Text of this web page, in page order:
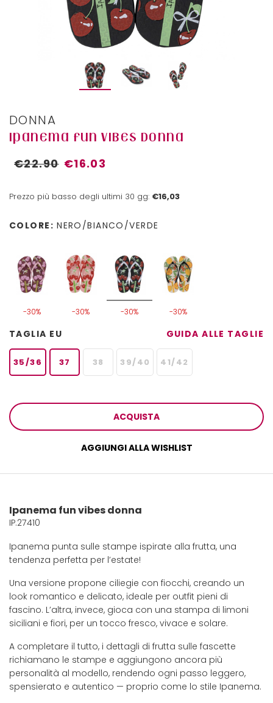
DONNA
IPANEMA FUN VIBES DONNA
€22.90 €16.03
Prezzo più basso degli ultimi 30 gg: €16,03
COLORE: NERO/BIANCO/VERDE
-30% -30% -30% -30%
TAGLIA EU GUIDA ALLE TAGLIE
35/36 37 38 39/40 41/42
ACQUISTA
AGGIUNGI ALLA WISHLIST
Ipanema fun vibes donna
IP.27410
Ipanema punta sulle stampe ispirate alla frutta, una
tendenza perfetta per l’estate!
Una versione propone ciliegie con fiocchi, creando un
look romantico e delicato, ideale per outfit pieni di
fascino. L’altra, invece, gioca con una stampa di limoni
siciliani e fiori, per un tocco fresco, vivace e solare.
A completare il tutto, i dettagli di frutta sulle fascette
richiamano le stampe e aggiungono ancora più
personalità al modello, rendendo ogni passo leggero,
spensierato e autentico — proprio come lo stile Ipanema.